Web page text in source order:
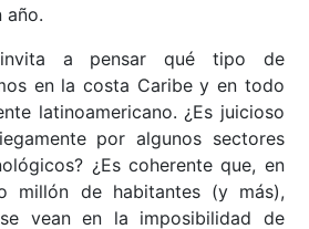
año.
a pensar qué tipo de
en la costa Caribe y en todo
latinoamericano. ¿Es juicioso
por algunos sectores
¿Es coherente que, en
millón de habitantes (y más),
vean en la imposibilidad de